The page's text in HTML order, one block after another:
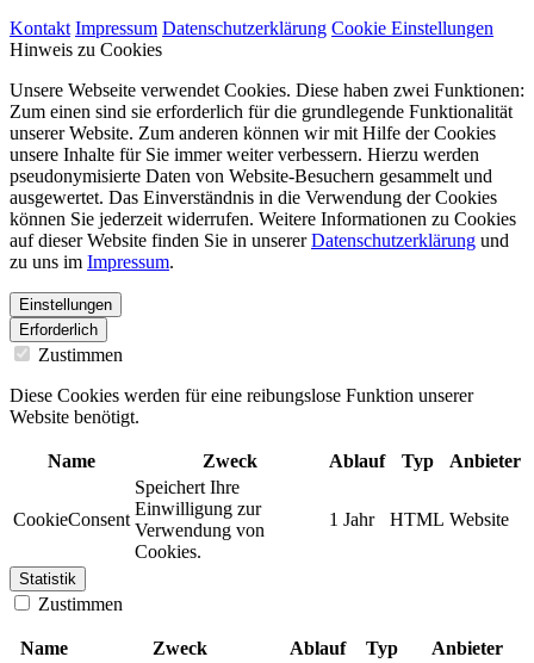
Kontakt Impressum Datenschutzerklärung Cookie Einstellungen
Hinweis zu Cookies
Unsere Webseite verwendet Cookies. Diese haben zwei Funktionen:
Zum einen sind sie erforderlich für die grundlegende Funktionalität
unserer Website. Zum anderen können wir mit Hilfe der Cookies
unsere Inhalte für Sie immer weiter verbessern. Hierzu werden
pseudonymisierte Daten von Website-Besuchern gesammelt und
ausgewertet. Das Einverständnis in die Verwendung der Cookies
können Sie jederzeit widerrufen. Weitere Informationen zu Cookies
auf dieser Website finden Sie in unsererDatenschutzerklärung und
zu uns im Impressum.
Einstellungen
Erforderlich
Zustimmen
Diese Cookies werden für eine reibungslose Funktion unserer
Website benötigt.
Name Zweck Ablauf Typ Anbieter
CookieConsent
Speichert Ihre
Einwilligung zur
Verwendung von
Cookies.
1 Jahr HTML Website
Statistik
Zustimmen
Name Zweck Ablauf Typ Anbieter